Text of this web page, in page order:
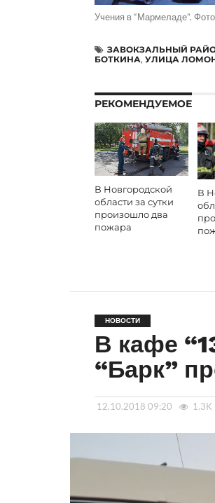
Учения в “Мармеладе”.
ЗАВОКЗАЛЬНЫЙ
БОТКИНА, УЛИЦА
РЕКОМЕНДУЕМОЕ
В Новгородской
области за сутки
произошло два
пожара
В
НОВОСТИ
В кафе
“Барк”
12.10.2018 09:20 1.3K